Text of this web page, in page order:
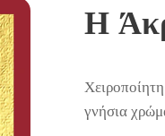
Η
γνήσια